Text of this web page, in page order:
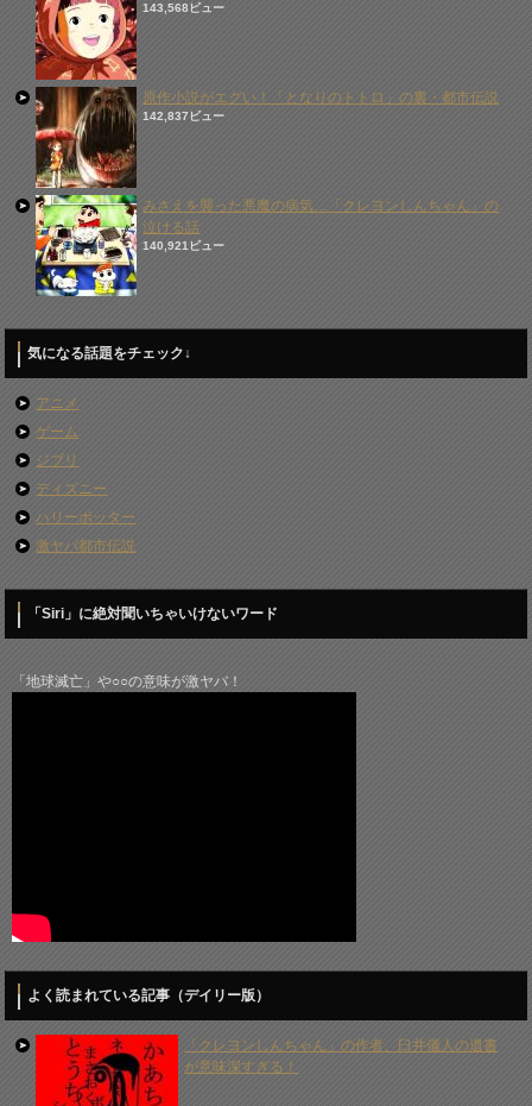
143,568ビュー
原作小説がエグい！「となりのトトロ」の裏・都市伝説
142,837ビュー
みさえを襲った悪魔の病気…「クレヨンしんちゃん」の
泣ける話
140,921ビュー
気になる話題をチェック↓
アニメ
ゲーム
ジブリ
ディズニー
ハリーポッター
激ヤバ都市伝説
「Siri」に絶対聞いちゃいけないワード
「地球滅亡」や○○の意味が激ヤバ！
よく読まれている記事（デイリー版）
「クレヨンしんちゃん」の作者、臼井儀人の遺書
が意味深すぎる！